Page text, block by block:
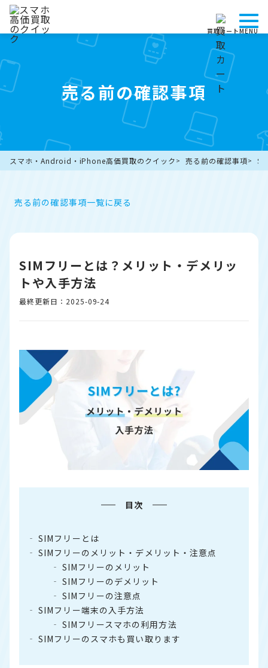
買取カートMENU
売る前の確認事項
スマホ・Android・iPhone高価買取のクイック 売る前の確認事項
売る前の確認事項一覧に戻る
SIMフリーとは？メリット・デメリッ
トや入手方法
最終更新日：2025-09-24
目次
SIMフリーとは
SIMフリーのメリット・デメリット・注意点
SIMフリーのメリット
SIMフリーのデメリット
SIMフリーの注意点
SIMフリー端末の入手方法
SIMフリースマホの利用方法
SIMフリーのスマホも買い取ります